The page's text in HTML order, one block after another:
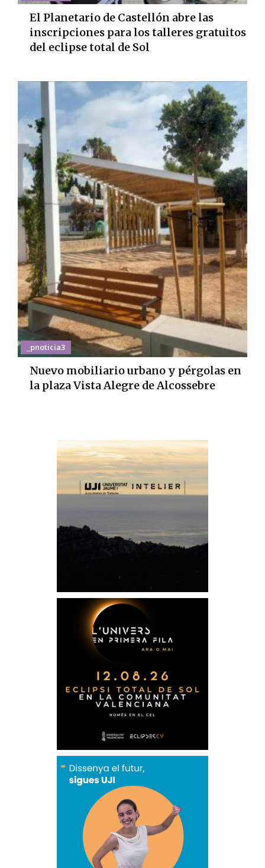
El Planetario de Castellón abre las
inscripciones para los talleres gratuitos
del eclipse total de Sol
_pnoticia3
Nuevo mobiliario urbano y pérgolas en
la plaza Vista Alegre de Alcossebre